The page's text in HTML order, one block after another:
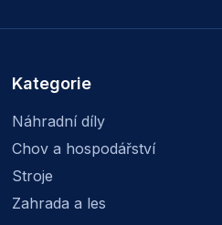
Kategorie
Náhradní díly
Chov a hospodářství
Stroje
Zahrada a les